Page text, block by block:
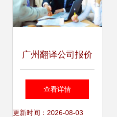
广州翻译公司报价
与专业选择指南
查看详情
更新时间：2026-08-03